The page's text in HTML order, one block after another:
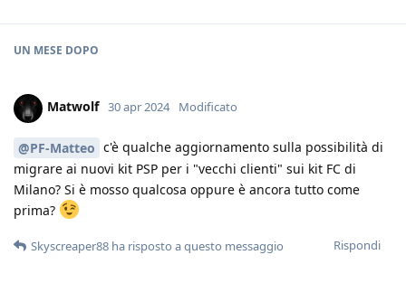
UN MESE DOPO
Matwolf 30 apr 2024 Modificato
@PF-Matteo c'è qualche aggiornamento sulla possibilità di
migrare ai nuovi kit PSP per i "vecchi clienti" sui kit FC di
Milano? Si è mosso qualcosa oppure è ancora tutto come
prima?
Rispondi
Skyscreaper88 ha risposto a questo messaggio